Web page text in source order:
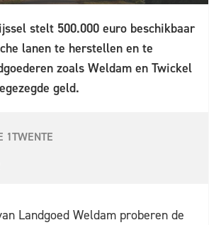
stelt 500.000 euro beschikbaar
lanen te herstellen en te
zoals Weldam en Twickel
geld.
1TWENTE
Landgoed Weldam proberen de